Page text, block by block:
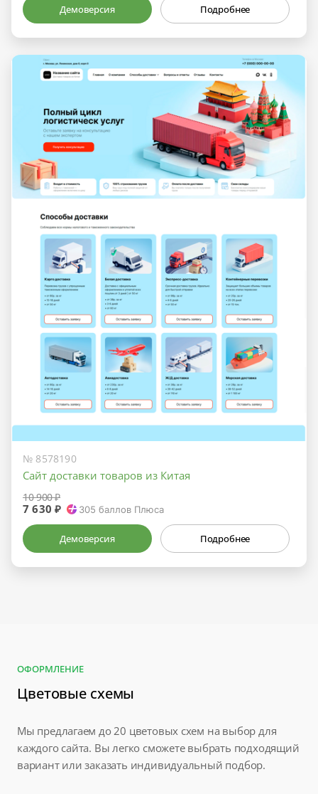
Демоверсия Подробнее
№ 8578190
Сайт доставки товаров из Китая
10 900 ₽
7 630 ₽ 305 баллов Плюса
Демоверсия Подробнее
ОФОРМЛЕНИЕ
Цветовые схемы
Мы предлагаем до 20 цветовых схем на выбор для
каждого сайта. Вы легко сможете выбрать подходящий
вариант или заказать индивидуальный подбор.